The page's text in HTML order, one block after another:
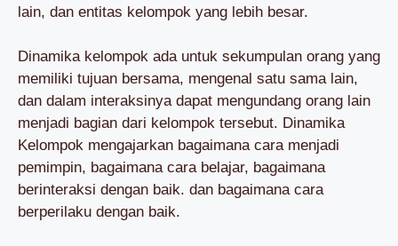
lain, dan entitas kelompok yang lebih besar.
Dinamika kelompok ada untuk sekumpulan orang yang
memiliki tujuan bersama, mengenal satu sama lain,
dan dalam interaksinya dapat mengundang orang lain
menjadi bagian dari kelompok tersebut. Dinamika
Kelompok mengajarkan bagaimana cara menjadi
pemimpin, bagaimana cara belajar, bagaimana
berinteraksi dengan baik. dan bagaimana cara
berperilaku dengan baik.